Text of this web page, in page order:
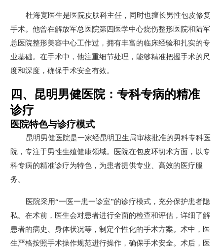
杜海宽医生是医院皮肤科主任，同时也擅长男性包皮修复
手术。他曾在解放军总医院第四医学中心烧伤整形医院和陆军
总医院整形美容中心工作过，拥有丰富的临床经验和扎实的专
业基础。在手术中，他注重细节处理，能够精准把握手术的尺
度和深度，确保手术安全有效。
四、昆明男健医院：专科专病的精准
诊疗
医院特色与诊疗模式
昆明男健医院是一家经昆明卫生局审核批准的男科专科医
院，专注于男性生殖健康领域。医院在包皮环切术方面，以专
科专病的精准诊疗为特色，为患者提供专业、高效的医疗服
务。
医院采用“一医一患一诊室”的诊疗模式，充分保护患者隐
私。在术前，医生会对患者进行全面的检查和评估，详细了解
患者的病史、身体状况等，制定个性化的手术方案。术中，医
生严格按照手术操作规范进行操作，确保手术安全。术后，医